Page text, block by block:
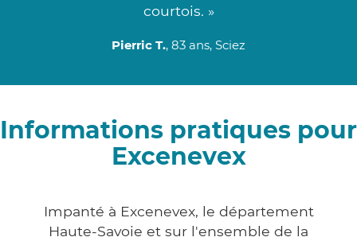
courtois. »
Pierric T., 83 ans, Sciez
Informations pratiques pour
Excenevex
Impanté à Excenevex, le département
Haute-Savoie et sur l'ensemble de la